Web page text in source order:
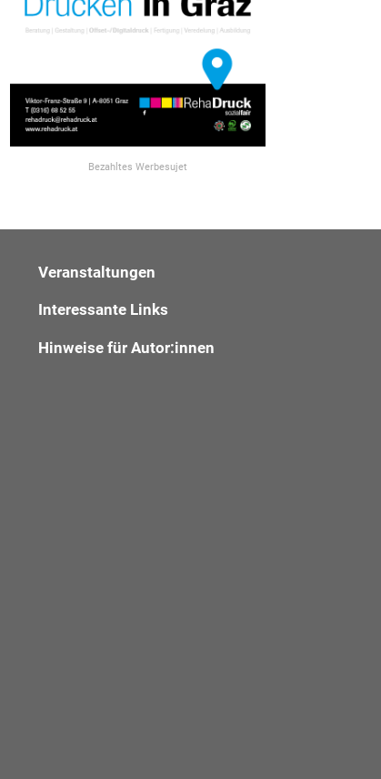
Bezahltes Werbesujet
Veranstaltungen
Interessante Links
Hinweise für Autor:innen